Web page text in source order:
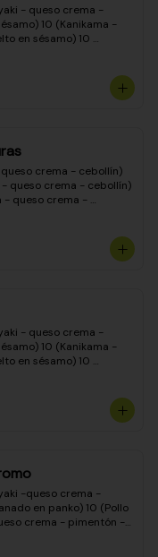
- queso crema -
10 (Kanikama -
en sésamo) 10
en masa tempura)
- queso crema - cebollín
crema - cebollín)
- queso crema - cebollín)
- queso crema -
- queso crema -
10 (Kanikama -
en sésamo) 10
crema) 10
crema - cebollín -
crema - cebollín -
tempura) 10
crema - cebollín -
tempura)
-queso crema -
en panko) 10 (Pollo
crema - pimentón -